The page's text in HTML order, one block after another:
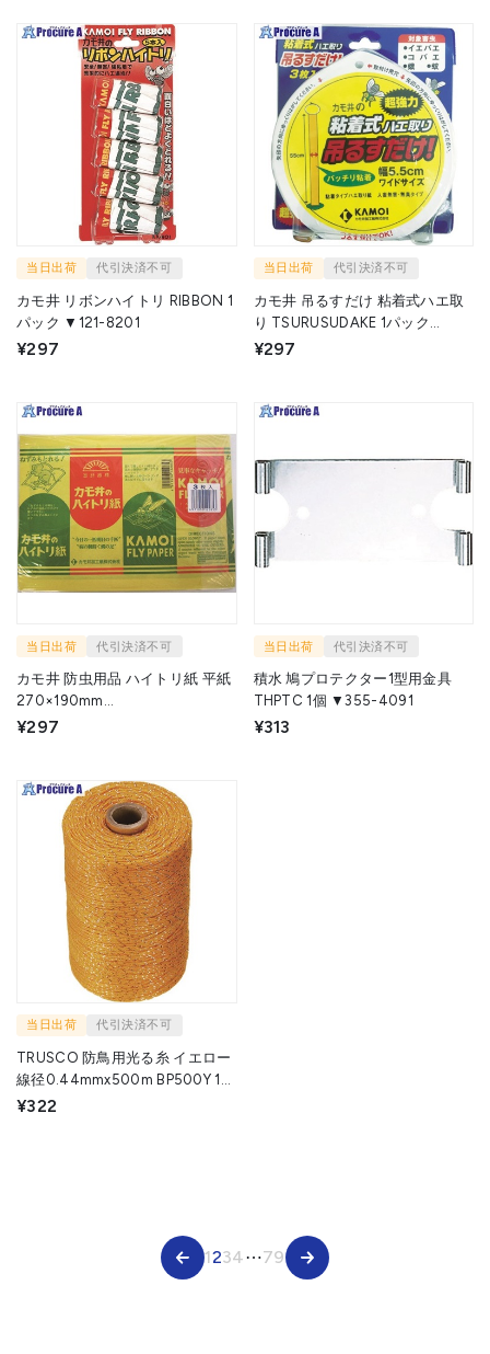
当日出荷 代引決済不可
カモ井 リボンハイトリ RIBBON 1
パック ▼121-8201
¥297
当日出荷 代引決済不可
カモ井 吊るすだけ 粘着式ハエ取
り TSURUSUDAKE 1パック
▼114-2143
¥297
当日出荷 代引決済不可
カモ井 防虫用品 ハイトリ紙 平紙
270×190mm
HAITORIGAMIHIRAGAMI 1袋
¥297
当日出荷 代引決済不可
積水 鳩プロテクター1型用金具
THPTC 1個 ▼355-4091
¥313
当日出荷 代引決済不可
TRUSCO 防鳥用光る糸 イエロー
線径0.44mmx500m BP500Y 1巻
▼207-1953
¥322
1234⋯79